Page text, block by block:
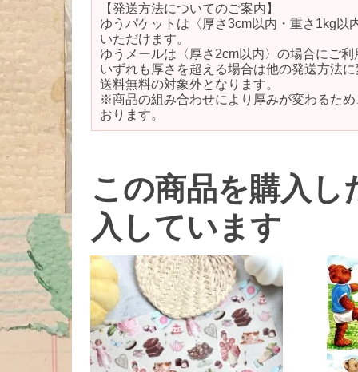
【発送方法についてのご案内】
ゆうパケットは〈厚さ3cm以内・重さ1kg以
いただけます。
ゆうメールは〈厚さ2cm以内〉の場合にご
いずれも厚さを超える場合は他の発送方法
送料無料の対象外となります。
※商品の組み合わせにより厚みが変わるた
おります。
この商品を購入し
入しています